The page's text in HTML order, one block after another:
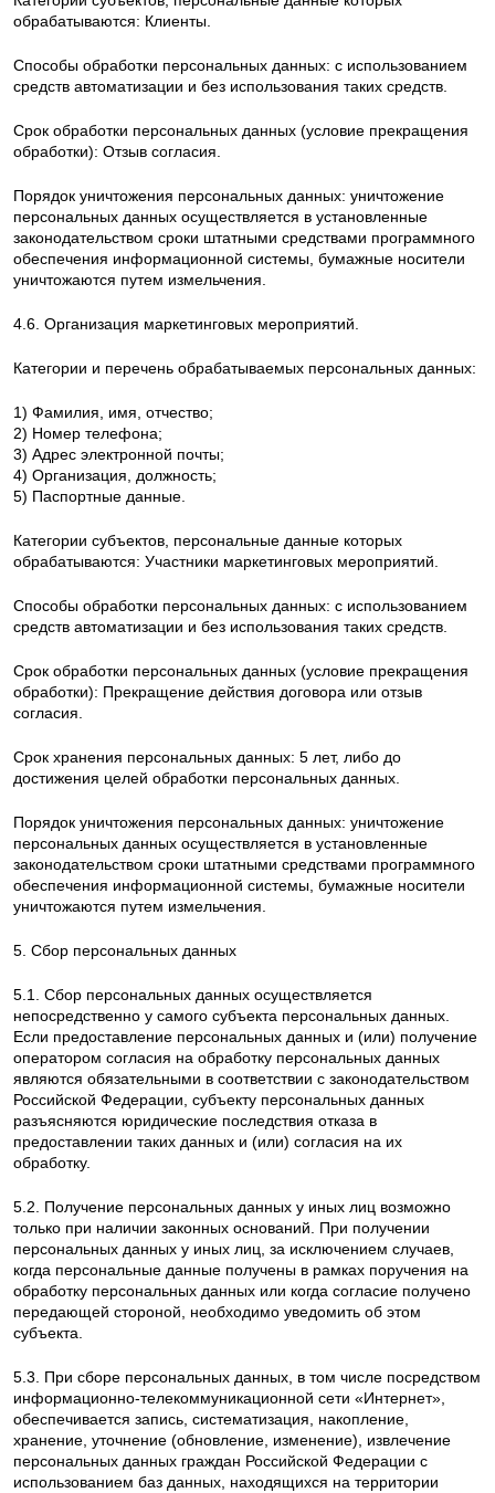
обрабатываются: Клиенты.
Способы обработки персональных данных: с использованием
средств автоматизации и без использования таких средств.
Срок обработки персональных данных (условие прекращения
обработки): Отзыв согласия.
Порядок уничтожения персональных данных: уничтожение
персональных данных осуществляется в установленные
законодательством сроки штатными средствами программного
обеспечения информационной системы, бумажные носители
уничтожаются путем измельчения.
4.6. Организация маркетинговых мероприятий.
Категории и перечень обрабатываемых персональных данных:
1) Фамилия, имя, отчество;
2) Номер телефона;
3) Адрес электронной почты;
4) Организация, должность;
5) Паспортные данные.
Категории субъектов, персональные данные которых
обрабатываются: Участники маркетинговых мероприятий.
Способы обработки персональных данных: с использованием
средств автоматизации и без использования таких средств.
Срок обработки персональных данных (условие прекращения
обработки): Прекращение действия договора или отзыв
согласия.
Срок хранения персональных данных: 5 лет, либо до
достижения целей обработки персональных данных.
Порядок уничтожения персональных данных: уничтожение
персональных данных осуществляется в установленные
законодательством сроки штатными средствами программного
обеспечения информационной системы, бумажные носители
уничтожаются путем измельчения.
5. Сбор персональных данных
5.1. Сбор персональных данных осуществляется
непосредственно у самого субъекта персональных данных.
Если предоставление персональных данных и (или) получение
оператором согласия на обработку персональных данных
являются обязательными в соответствии с законодательством
Российской Федерации, субъекту персональных данных
разъясняются юридические последствия отказа в
предоставлении таких данных и (или) согласия на их
обработку.
5.2. Получение персональных данных у иных лиц возможно
только при наличии законных оснований. При получении
персональных данных у иных лиц, за исключением случаев,
когда персональные данные получены в рамках поручения на
обработку персональных данных или когда согласие получено
передающей стороной, необходимо уведомить об этом
субъекта.
5.3. При сборе персональных данных, в том числе посредством
информационно-телекоммуникационной сети «Интернет»,
обеспечивается запись, систематизация, накопление,
хранение, уточнение (обновление, изменение), извлечение
персональных данных граждан Российской Федерации с
использованием баз данных, находящихся на территории